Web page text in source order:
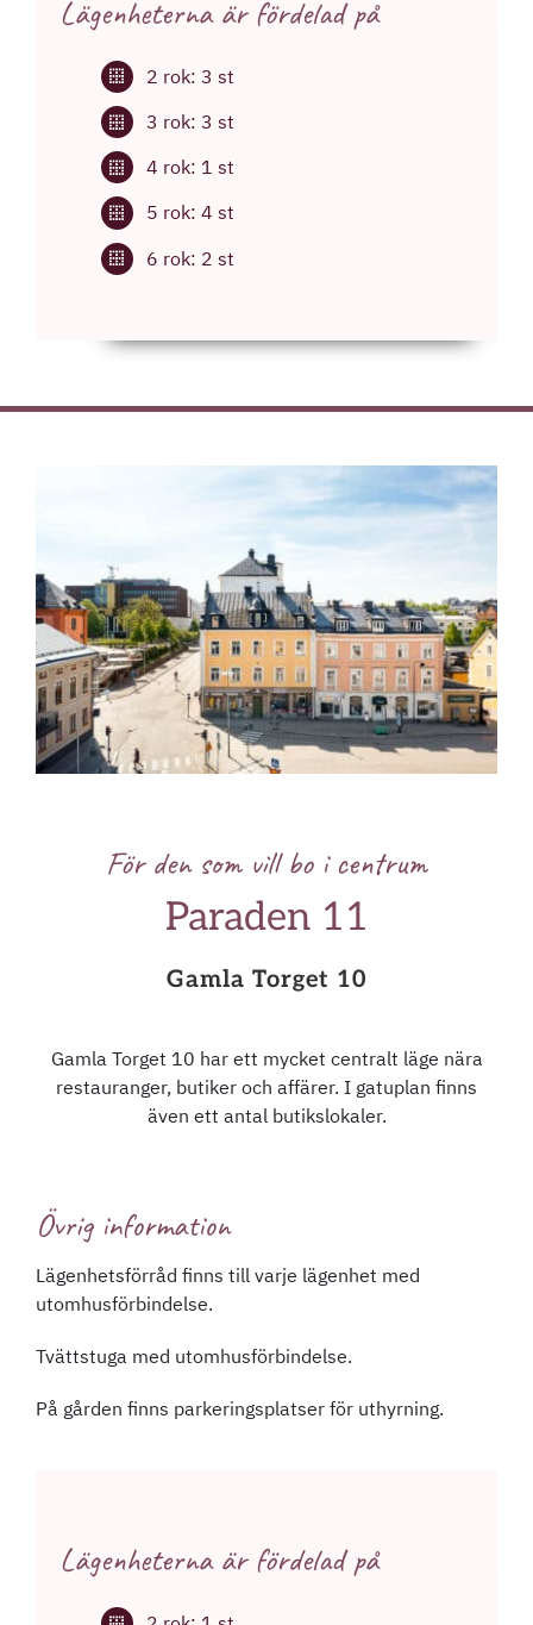
Lägenheterna är fördelad på
2 rok: 3 st
3 rok: 3 st
4 rok: 1 st
5 rok: 4 st
6 rok: 2 st
För den som vill bo i centrum
Paraden 11
Gamla Torget 10
Gamla Torget 10 har ett mycket centralt läge nära
restauranger, butiker och affärer. I gatuplan finns
även ett antal butikslokaler.
Övrig information
Lägenhetsförråd finns till varje lägenhet med
utomhusförbindelse.
Tvättstuga med utomhusförbindelse.
På gården finns parkeringsplatser för uthyrning.
Lägenheterna är fördelad på